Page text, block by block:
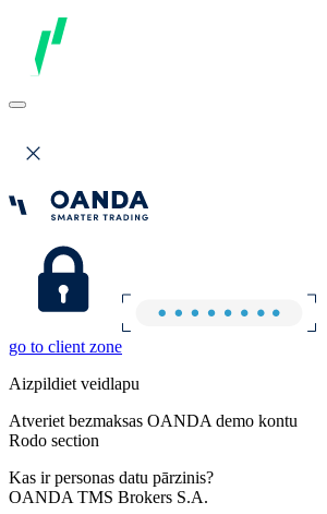
go to client zone
Aizpildiet veidlapu
Atveriet bezmaksas OANDA demo kontu
Rodo section
Kas ir personas datu pārzinis?
OANDA TMS Brokers S.A.